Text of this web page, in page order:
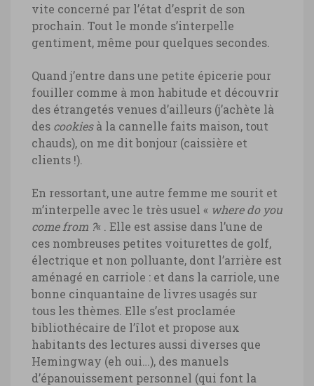
vite concerné par l’état d’esprit de son
prochain. Tout le monde s’interpelle
gentiment, même pour quelques secondes.
Quand j’entre dans une petite épicerie pour
fouiller comme à mon habitude et découvrir
des étrangetés venues d’ailleurs (j’achète là
des cookiesà la cannelle faits maison, tout
chauds), on me dit bonjour (caissière et
clients !).
En ressortant, une autre femme me sourit et
m’interpelle avec le très usuel « where do you
come from ?« . Elle est assise dans l’une de
ces nombreuses petites voiturettes de golf,
électrique et non polluante, dont l’arrière est
aménagé en carriole : et dans la carriole, une
bonne cinquantaine de livres usagés sur
tous les thèmes. Elle s’est proclamée
bibliothécaire de l’îlot et propose aux
habitants des lectures aussi diverses que
Hemingway (eh oui…), des manuels
d’épanouissement personnel (qui font la